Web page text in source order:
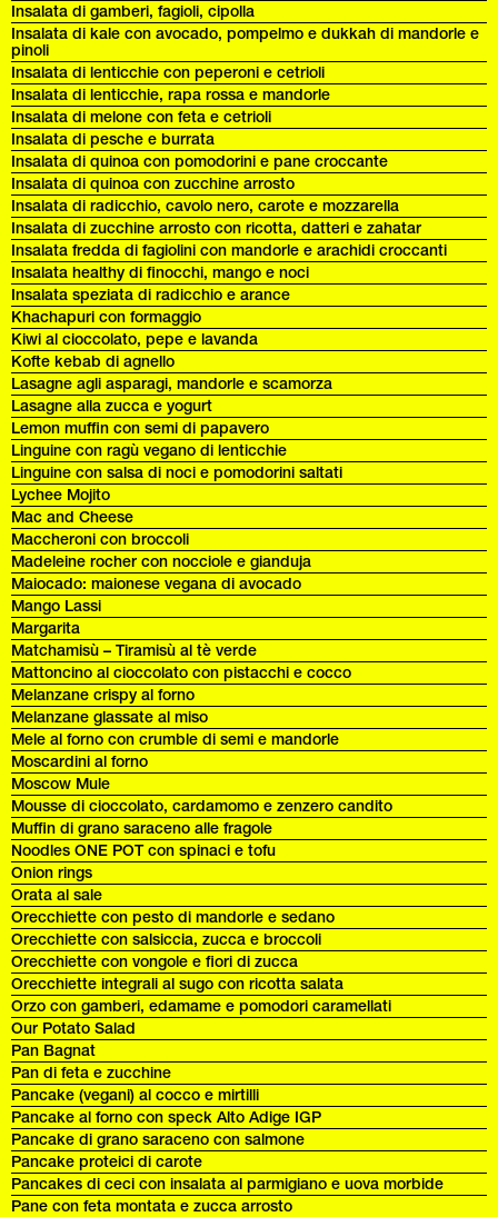
Insalata di gamberi, fagioli, cipolla
Insalata di kale con avocado, pompelmo e dukkah di mandorle e
pinoli
Insalata di lenticchie con peperoni e cetrioli
Insalata di lenticchie, rapa rossa e mandorle
Insalata di melone con feta e cetrioli
Insalata di pesche e burrata
Insalata di quinoa con pomodorini e pane croccante
Insalata di quinoa con zucchine arrosto
Insalata di radicchio, cavolo nero, carote e mozzarella
Insalata di zucchine arrosto con ricotta, datteri e zahatar
Insalata fredda di fagiolini con mandorle e arachidi croccanti
Insalata healthy di finocchi, mango e noci
Insalata speziata di radicchio e arance
Khachapuri con formaggio
Kiwi al cioccolato, pepe e lavanda
Kofte kebab di agnello
Lasagne agli asparagi, mandorle e scamorza
Lasagne alla zucca e yogurt
Lemon muffin con semi di papavero
Linguine con ragù vegano di lenticchie
Linguine con salsa di noci e pomodorini saltati
Lychee Mojito
Mac and Cheese
Maccheroni con broccoli
Madeleine rocher con nocciole e gianduja
Maiocado: maionese vegana di avocado
Mango Lassi
Margarita
Matchamisù – Tiramisù al tè verde
Mattoncino al cioccolato con pistacchi e cocco
Melanzane crispy al forno
Melanzane glassate al miso
Mele al forno con crumble di semi e mandorle
Moscardini al forno
Moscow Mule
Mousse di cioccolato, cardamomo e zenzero candito
Muffin di grano saraceno alle fragole
Noodles ONE POT con spinaci e tofu
Onion rings
Orata al sale
Orecchiette con pesto di mandorle e sedano
Orecchiette con salsiccia, zucca e broccoli
Orecchiette con vongole e fiori di zucca
Orecchiette integrali al sugo con ricotta salata
Orzo con gamberi, edamame e pomodori caramellati
Our Potato Salad
Pan Bagnat
Pan di feta e zucchine
Pancake (vegani) al cocco e mirtilli
Pancake al forno con speck Alto Adige IGP
Pancake di grano saraceno con salmone
Pancake proteici di carote
Pancakes di ceci con insalata al parmigiano e uova morbide
Pane con feta montata e zucca arrosto